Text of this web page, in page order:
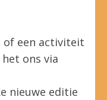
of een activiteit
ons via
nieuwe editie